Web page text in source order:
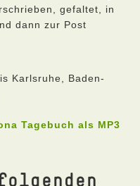
gefaltet, in
dann zur Post
Karlsruhe, Baden-
Tagebuch als MP3